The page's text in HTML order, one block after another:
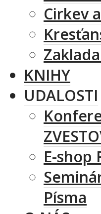
Cirkev
KNIHY
UDALOSTI
E-shop
Písma